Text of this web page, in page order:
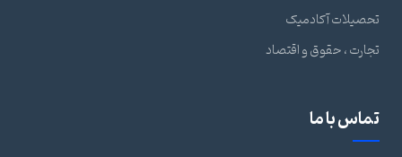
تحصیلات آکادمیک
تجارت ، حقوق و اقتصاد
تماس با ما